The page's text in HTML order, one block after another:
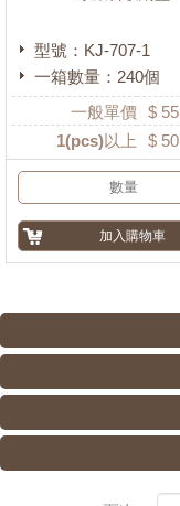
型號：KJ-707-1
一箱數量：240個
一般單價 $ 55
1(pcs)以上 $ 50